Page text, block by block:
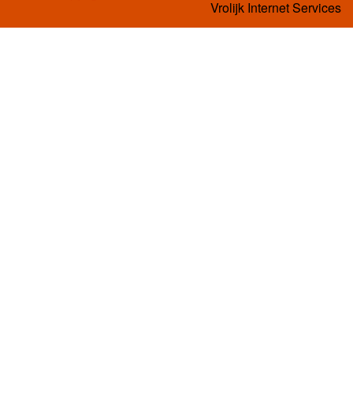
Vrolijk Internet Services